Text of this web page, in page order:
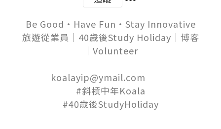
Be Good‧Have Fun‧Stay Innovative
旅遊從業員│40歲後Study Holiday│博客
│Volunteer
koalayip@ymail.com
#斜槓中年Koala